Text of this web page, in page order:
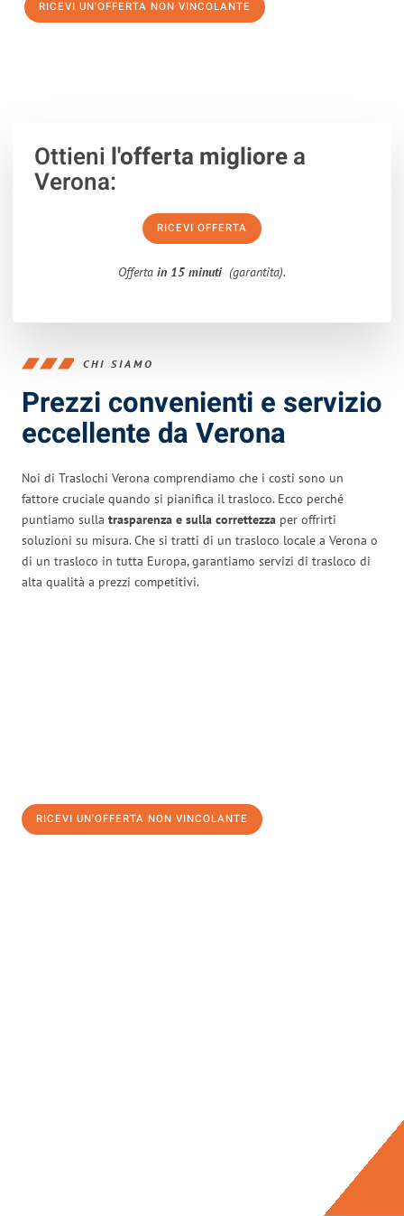
RICEVI UN'OFFERTA NON VINCOLANTE
Ottieni l'offerta migliorea
Verona:
RICEVI OFFERTA
Offerta in 15 minuti (garantita).
CHI SIAMO
Prezzi convenienti e servizio
eccellente da Verona
Noi di Traslochi Verona comprendiamo che i costi sono un
fattore cruciale quando si pianifica il trasloco. Ecco perché
puntiamo sulla trasparenza e sulla correttezza per offrirti
soluzioni su misura. Che si tratti di un trasloco locale a Verona o
di un trasloco in tutta Europa, garantiamo servizi di trasloco di
alta qualità a prezzi competitivi.
RICEVI UN'OFFERTA NON VINCOLANTE